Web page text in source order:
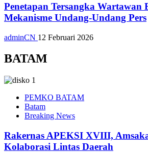
Penetapan Tersangka Wartawan
Mekanisme Undang-Undang Pers
adminCN 12 Februari 2026
BATAM
PEMKO BATAM
Batam
Breaking News
Rakernas APEKSI XVIII,
Kolaborasi Lintas Daerah